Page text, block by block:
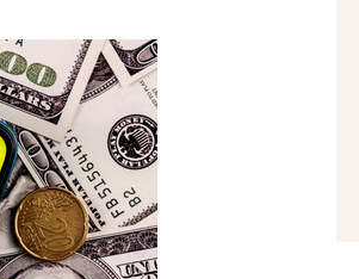
Опыт выживания в дикой
природе, работа
с ментальным и физическим
состоянием как основа
антихрупких команд